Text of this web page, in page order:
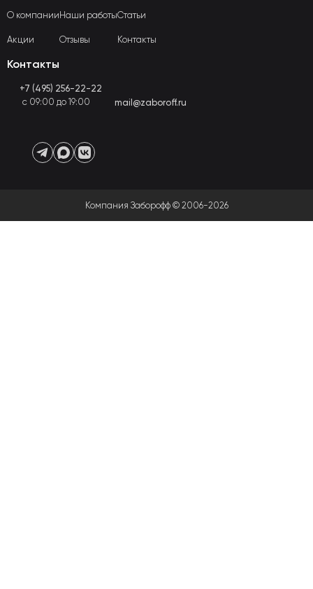
О компании
Акции
Наши работы
Отзывы
Статьи
Контакты
Контакты
+7 (495) 256-22-22
с 09:00 до 19:00
mail@zaboroff.ru
Компания Заборофф © 2006-2026